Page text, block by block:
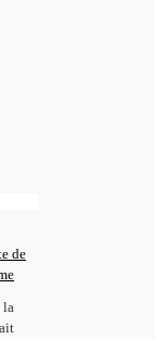
de
la